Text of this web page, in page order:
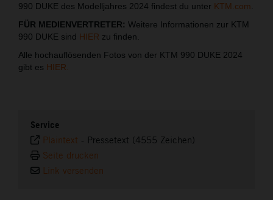
990 DUKE des Modelljahres 2024 findest du unter KTM.com
FÜR MEDIENVERTRETER: Weitere Informationen zur KTM
990 DUKE sind HIER zu finden.
Alle hochauflösenden Fotos von der KTM 990 DUKE 2024
gibt es HIER.
Service
Plaintext - Pressetext (4555 Zeichen)
Seite drucken
Link versenden